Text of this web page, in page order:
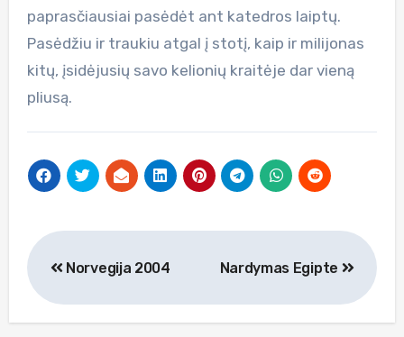
paprasčiausiai pasėdėt ant katedros laiptų.
Pasėdžiu ir traukiu atgal į stotį, kaip ir milijonas
kitų, įsidėjusių savo kelionių kraitėje dar vieną
pliusą.
Navigacija
tarp
įrašų
Norvegija 2004 Nardymas Egipte